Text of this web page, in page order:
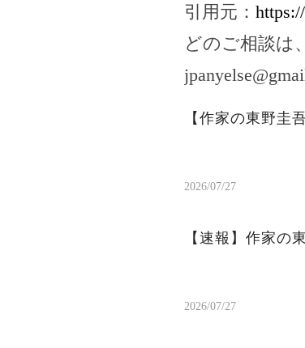
引用元：
どのご相談は
【作家の東野圭
2026/07/27
【速報】作家
2026/07/27